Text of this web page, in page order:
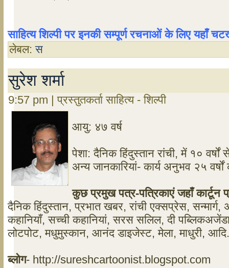
साहित्य शिल्पी पर इनकी सम्पूर्ण रचनाओं के लिए यहाँ
लेबल:स
सुरेश शर्मा
9:57 pm | प्रस्तुतकर्ता साहित्य - शिल्पी
आयु: ४७ वर्ष
पेशा: दैनिक हिंदुस्तान रांची, में १० वर्षों
अन्य जानकारियां- कार्य अनुभव २५
कुछ प्रमुख पत्र-पत्रिकाएं जहाँ कार्टून
दैनिक हिंदुस्तान, प्रभात खबर, रांची एक्सप्रेस, सन्मार्ग,
कहानियाँ, सच्ची कहानियां, सरस सलिल, दी
लोटपोट, मधुमुस्कान, आनंद डाइजेस्ट, मेला, माधुरी,
ब्लोग- http://sureshcartoonist.blogspot.com